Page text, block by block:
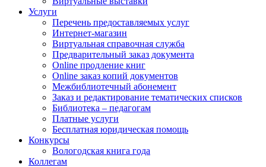
Услуги
Перечень предоставляемых услуг
Интернет-магазин
Виртуальная справочная служба
Предварительный заказ документа
Online продление книг
Online заказ копий документов
Межбиблиотечный абонемент
Заказ и редактирование тематических списков
Библиотека – педагогам
Платные услуги
Бесплатная юридическая помощь
Конкурсы
Вологодская книга года
Коллегам